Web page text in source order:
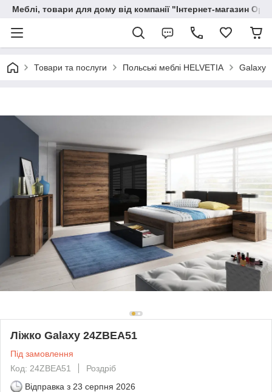
Меблі, товари для дому від компанії "Інтернет-магазин
Товари та послуги Польські меблі HELVETIA Galaxy
Ліжко Galaxy 24ZBEA51
Під замовлення
Код: 24ZBEA51
Роздріб
Відправка з 23 серпня 2026